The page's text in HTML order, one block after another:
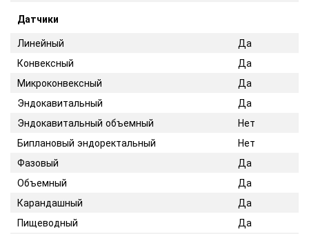
Датчики
Линейный
Да
Конвексный
Да
Микроконвексный
Да
Эндокавитальный
Да
Эндокавитальный объемный
Нет
Биплановый эндоректальный
Нет
Фазовый
Да
Объемный
Да
Карандашный
Да
Пищеводный
Да